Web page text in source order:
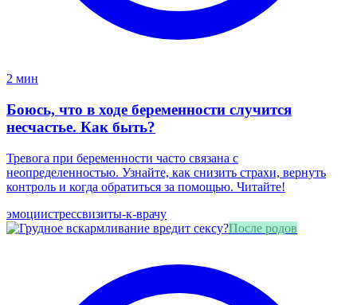
2 мин
Боюсь, что в ходе беременности случится
несчастье. Как быть?
Тревога при беременности часто связана с
неопределенностью. Узнайте, как снизить страхи, вернуть
контроль и когда обратиться за помощью. Читайте!
эмоциистрессвизиты-к-врачу
После родов